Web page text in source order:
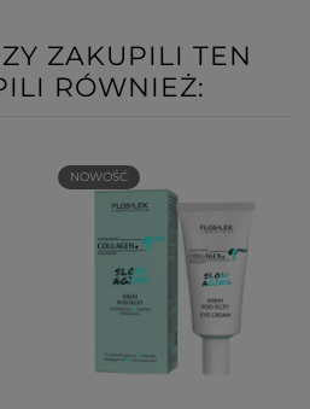
ZAKUPILI TEN
RÓWNIEŻ:
NOWOŚĆ